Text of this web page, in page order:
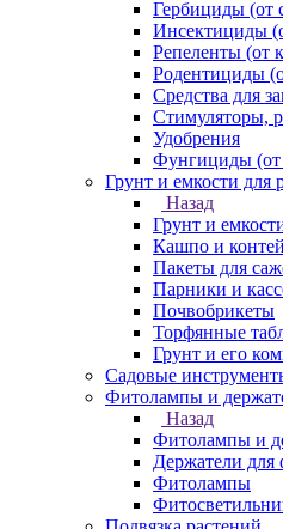
Гербициды (от
Инсектициды
Репеленты (от
Родентициды
Средства для
Стимуляторы,
Удобрения
Фунгициды (от
Грунт и емкости для
Назад
Грунт и
Кашпо и
Пакеты для
Парники и
Почвобрикеты
Торфянные
Грунт и его
Садовые
Фитолампы и
Назад
Фитолампы и
Держатели для
Фитолампы